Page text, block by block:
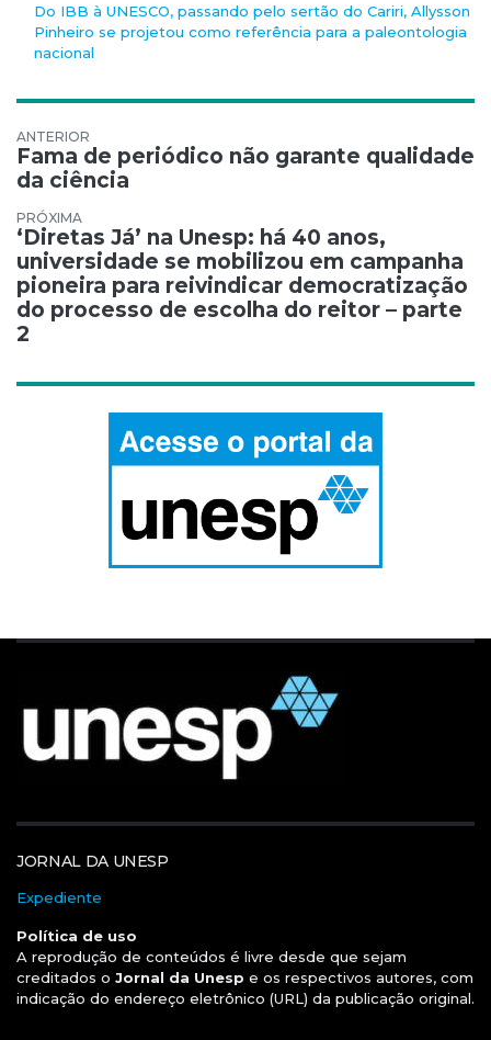
Do IBB à UNESCO, passando pelo sertão do Cariri, Allysson
Pinheiro se projetou como referência para a paleontologia
nacional
Navegação de Post
Fama de periódico não garante qualidade
da ciência
‘Diretas Já’ na Unesp: há 40 anos,
universidade se mobilizou em campanha
pioneira para reivindicar democratização
do processo de escolha do reitor – parte
2
JORNAL DA UNESP
Expediente
Política de uso
A reprodução de conteúdos é livre desde que sejam
creditados o Jornal da Unesp e os respectivos autores, com
indicação do endereço eletrônico (URL) da publicação original.